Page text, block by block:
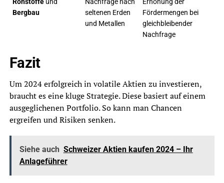
Bergbau
seltenen Erden
und Metallen
Fördermengen bei
gleichbleibender
Nachfrage
Fazit
Um 2024 erfolgreich in volatile Aktien zu investieren,
braucht es eine kluge Strategie. Diese basiert auf einem
ausgeglichenen Portfolio. So kann man Chancen
ergreifen und Risiken senken.
Siehe auch Schweizer Aktien kaufen 2024 – Ihr
Anlageführer